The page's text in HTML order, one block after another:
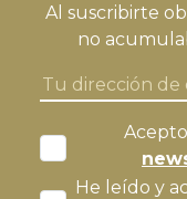
Al suscribirte
no
He leído y